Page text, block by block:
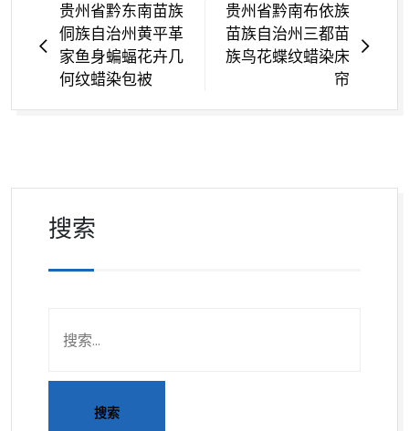
贵州省黔东南苗族
侗族自治州黄平革
家鱼身蝙蝠花卉几
何纹蜡染包被
贵州省黔南布依族
苗族自治州三都苗
族鸟花蝶纹蜡染床
帘
搜索